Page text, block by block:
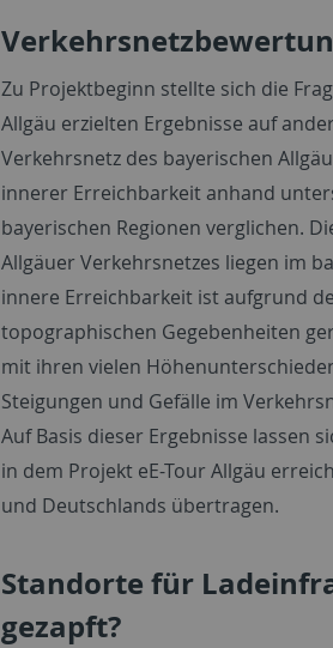
Zu Projektbeginn stellte sich die
Allgäu erzielten Ergebnisse auf
Verkehrsnetz des bayerischen
innerer Erreichbarkeit anhand
bayerischen Regionen verglichen.
Allgäuer Verkehrsnetzes liegen im
innere Erreichbarkeit ist aufgrund
topographischen Gegebenheiten
mit ihren vielen
Steigungen und Gefälle im
Auf Basis dieser Ergebnisse lassen
in dem Projekt eE-Tour Allgäu
und Deutschlands übertragen.
Standorte für
gezapft?